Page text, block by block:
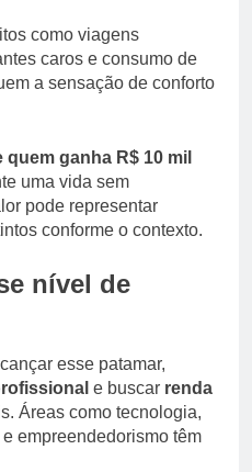
como viagens
caros e consumo de
a sensação de conforto
ganha R$ 10 mil
uma vida sem
pode representar
conforme o contexto.
nível de
esse patamar,
e buscar renda
Áreas como tecnologia,
empreendedorismo têm